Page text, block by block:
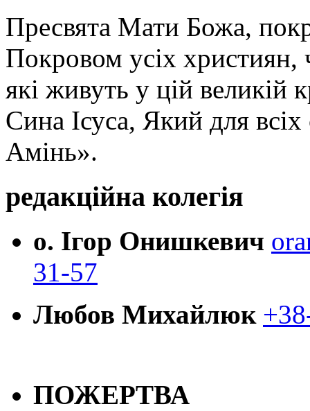
Пресвята Мати Божа,
Покровом усіх християн,
які живуть у цій великій
Сина Ісуса, Який для
Амінь».
редакційна колегія
о. Ігор Онишкевич
31-57
Любов Михайлюк
ПОЖЕРТВА